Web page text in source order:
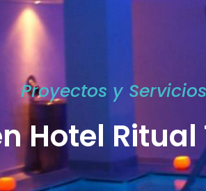
Proyectos y
Hotel